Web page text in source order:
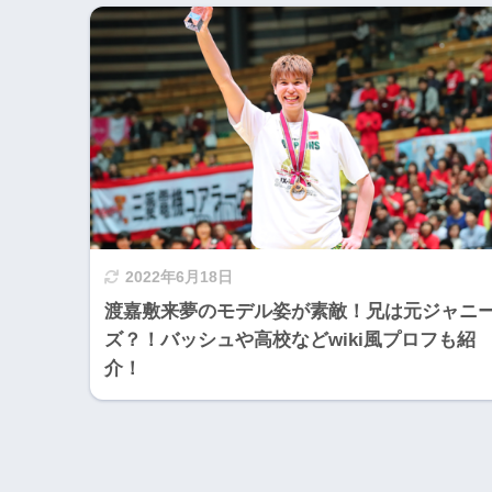
2022年6月18日
渡嘉敷来夢のモデル姿が素敵！兄は元ジャニ
ズ？！バッシュや高校などwiki風プロフも紹
介！